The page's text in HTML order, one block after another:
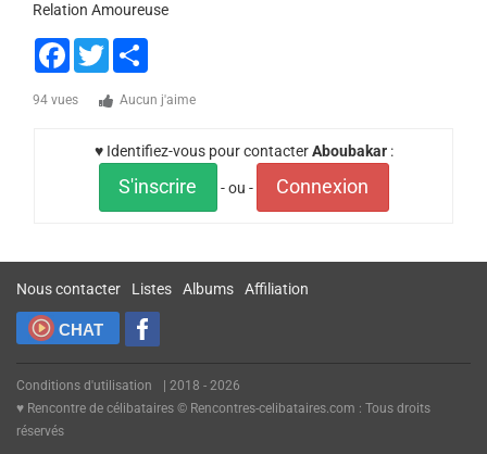
Relation Amoureuse
Facebook
Twitter
94 vues Aucun j'aime
♥ Identifiez-vous pour contacterAboubakar:
S'inscrire - ou - Connexion
Nous contacter Listes Albums Affiliation
CHAT
Conditions d'utilisation
| 2018 - 2026
♥ Rencontre de célibataires © Rencontres-celibataires.com : Tous droits
réservés